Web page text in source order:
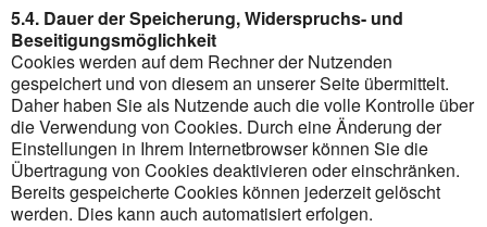
5.4. Dauer der Speicherung, Widerspruchs- und
Beseitigungsmöglichkeit
Cookies werden auf dem Rechner der Nutzenden
gespeichert und von diesem an unserer Seite übermittelt.
Daher haben Sie als Nutzende auch die volle Kontrolle über
die Verwendung von Cookies. Durch eine Änderung der
Einstellungen in Ihrem Internetbrowser können Sie die
Übertragung von Cookies deaktivieren oder einschränken.
Bereits gespeicherte Cookies können jederzeit gelöscht
werden. Dies kann auch automatisiert erfolgen.